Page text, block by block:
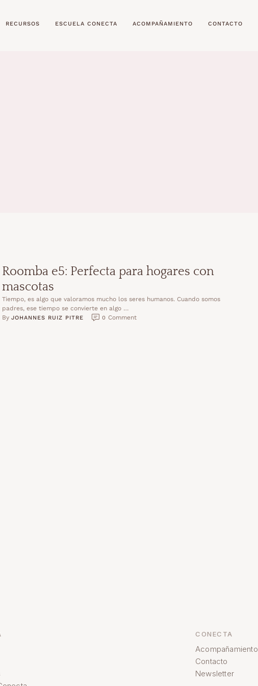
RECURSOS ESCUELA CONECTA ACOMPAÑAMIENTO CONTACTO
Roomba e5: Perfecta para hogares con
mascotas
Tiempo, es algo que valoramos mucho los seres humanos. Cuando somos
padres, ese tiempo se convierte en algo …
By JOHANNES RUIZ PITRE 0 Comment
CONECTA
Acompañamiento
Contacto
Newsletter